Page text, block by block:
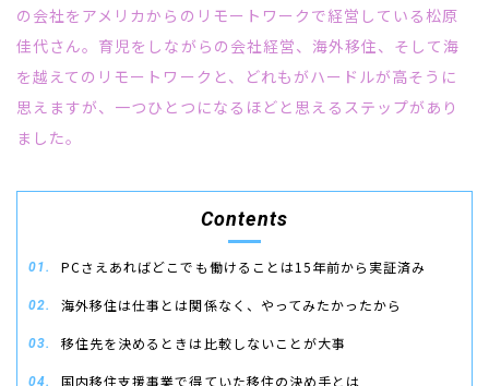
の会社をアメリカからのリモートワークで経営している松原
佳代さん。育児をしながらの会社経営、海外移住、そして海
を越えてのリモートワークと、どれもがハードルが高そうに
思えますが、一つひとつになるほどと思えるステップがあり
ました。
Contents
PCさえあればどこでも働けることは15年前から実証済み
海外移住は仕事とは関係なく、やってみたかったから
移住先を決めるときは比較しないことが大事
国内移住支援事業で得ていた移住の決め手とは